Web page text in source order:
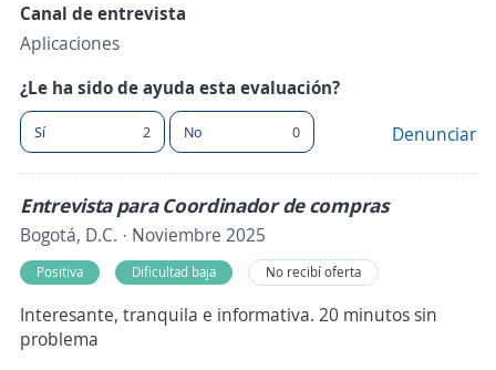
Canal de entrevista
Aplicaciones
¿Le ha sido de ayuda esta evaluación?
Sí 2 No 0 Denunciar
Entrevista para Coordinador de compras
Bogotá, D.C. · Noviembre 2025
Positiva Dificultad baja No recibí oferta
Interesante, tranquila e informativa. 20 minutos sin
problema